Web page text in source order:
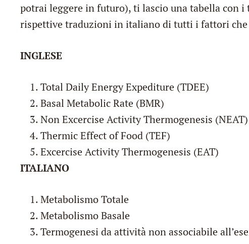
potrai leggere in futuro), ti lascio una tabella con
rispettive traduzioni in italiano di tutti i fattori che
INGLESE
Total Daily Energy Expediture (TDEE)
Basal Metabolic Rate (BMR)
Non Excercise Activity Thermogenesis (NEAT)
Thermic Effect of Food (TEF)
Excercise Activity Thermogenesis (EAT)
ITALIANO
Metabolismo Totale
Metabolismo Basale
Termogenesi da attività non associabile